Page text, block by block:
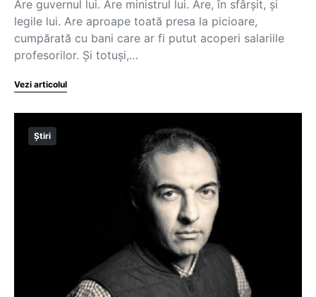
Are guvernul lui. Are ministrul lui. Are, în sfârșit, și
legile lui. Are aproape toată presa la picioare,
cumpărată cu bani care ar fi putut acoperi salariile
profesorilor. Și totuși,…
Vezi articolul
Știri